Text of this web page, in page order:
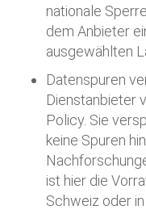
nationale
dem Anbieter
ausgewählten
Datenspuren
Dienstanbieter
Policy. Sie
keine Spuren
ist hier die
Schweiz oder